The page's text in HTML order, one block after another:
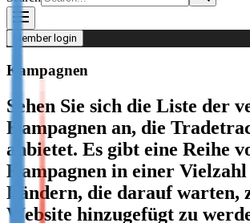
Not already our Advertiser?
I’m Publisher
Login
Not already our Publisher?
Sign up here
Member login
Kampagnen
Sehen Sie sich die Liste der
Kampagnen an, die
anbietet. Es gibt eine Reihe
Kampagnen in einer Vielzahl
Ländern, die darauf warten,
Website hinzugefügt zu